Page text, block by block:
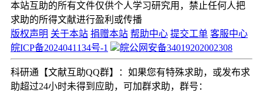
本站互助的所有文件仅供个人学习研究用，禁止任何人把
求助的所得文献进行盈利或传播
版权声明 关于本站 捐赠本站 帮助中心 提交工单 客服中心
皖ICP备2024041134号-1
皖公网安备34019202002308
科研通【文献互助QQ群】：如果您有特殊求助，或发布求
助超过24小时未得到应助，可加群求助，群号：